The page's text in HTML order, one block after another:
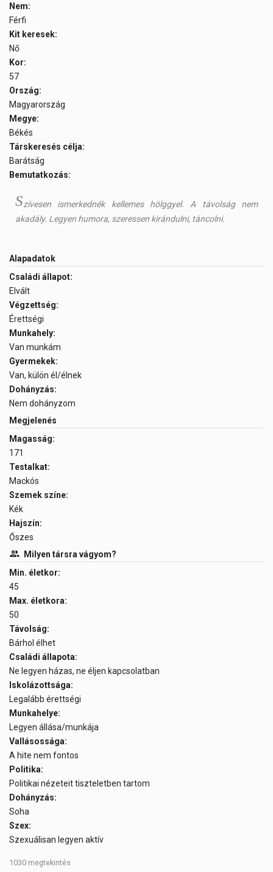
Nem:
Férfi
Kit keresek:
Nő
Kor:
57
Ország:
Magyarország
Megye:
Békés
Társkeresés célja:
Barátság
Bemutatkozás:
Szívesen ismerkednék kellemes hölggyel. A távolság nem
akadály. Legyen humora, szeressen kirándulni, táncolni.
Alapadatok
Családi állapot:
Elvált
Végzettség:
Érettségi
Munkahely:
Van munkám
Gyermekek:
Van, külön él/élnek
Dohányzás:
Nem dohányzom
Megjelenés
Magasság:
171
Testalkat:
Mackós
Szemek színe:
Kék
Hajszín:
Őszes
Milyen társra vágyom?
Min. életkor:
45
Max. életkora:
50
Távolság:
Bárhol élhet
Családi állapota:
Ne legyen házas, ne éljen kapcsolatban
Iskolázottsága:
Legalább érettségi
Munkahelye:
Legyen állása/munkája
Vallásossága:
A hite nem fontos
Politika:
Politikai nézeteit tiszteletben tartom
Dohányzás:
Soha
Szex:
Szexuálisan legyen aktív
1030 megtekintés